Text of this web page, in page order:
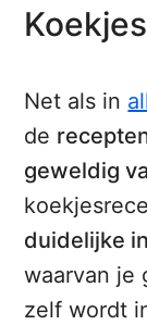
Net als in
de
geweldig
duidelijke
waarvan je
zelf wordt